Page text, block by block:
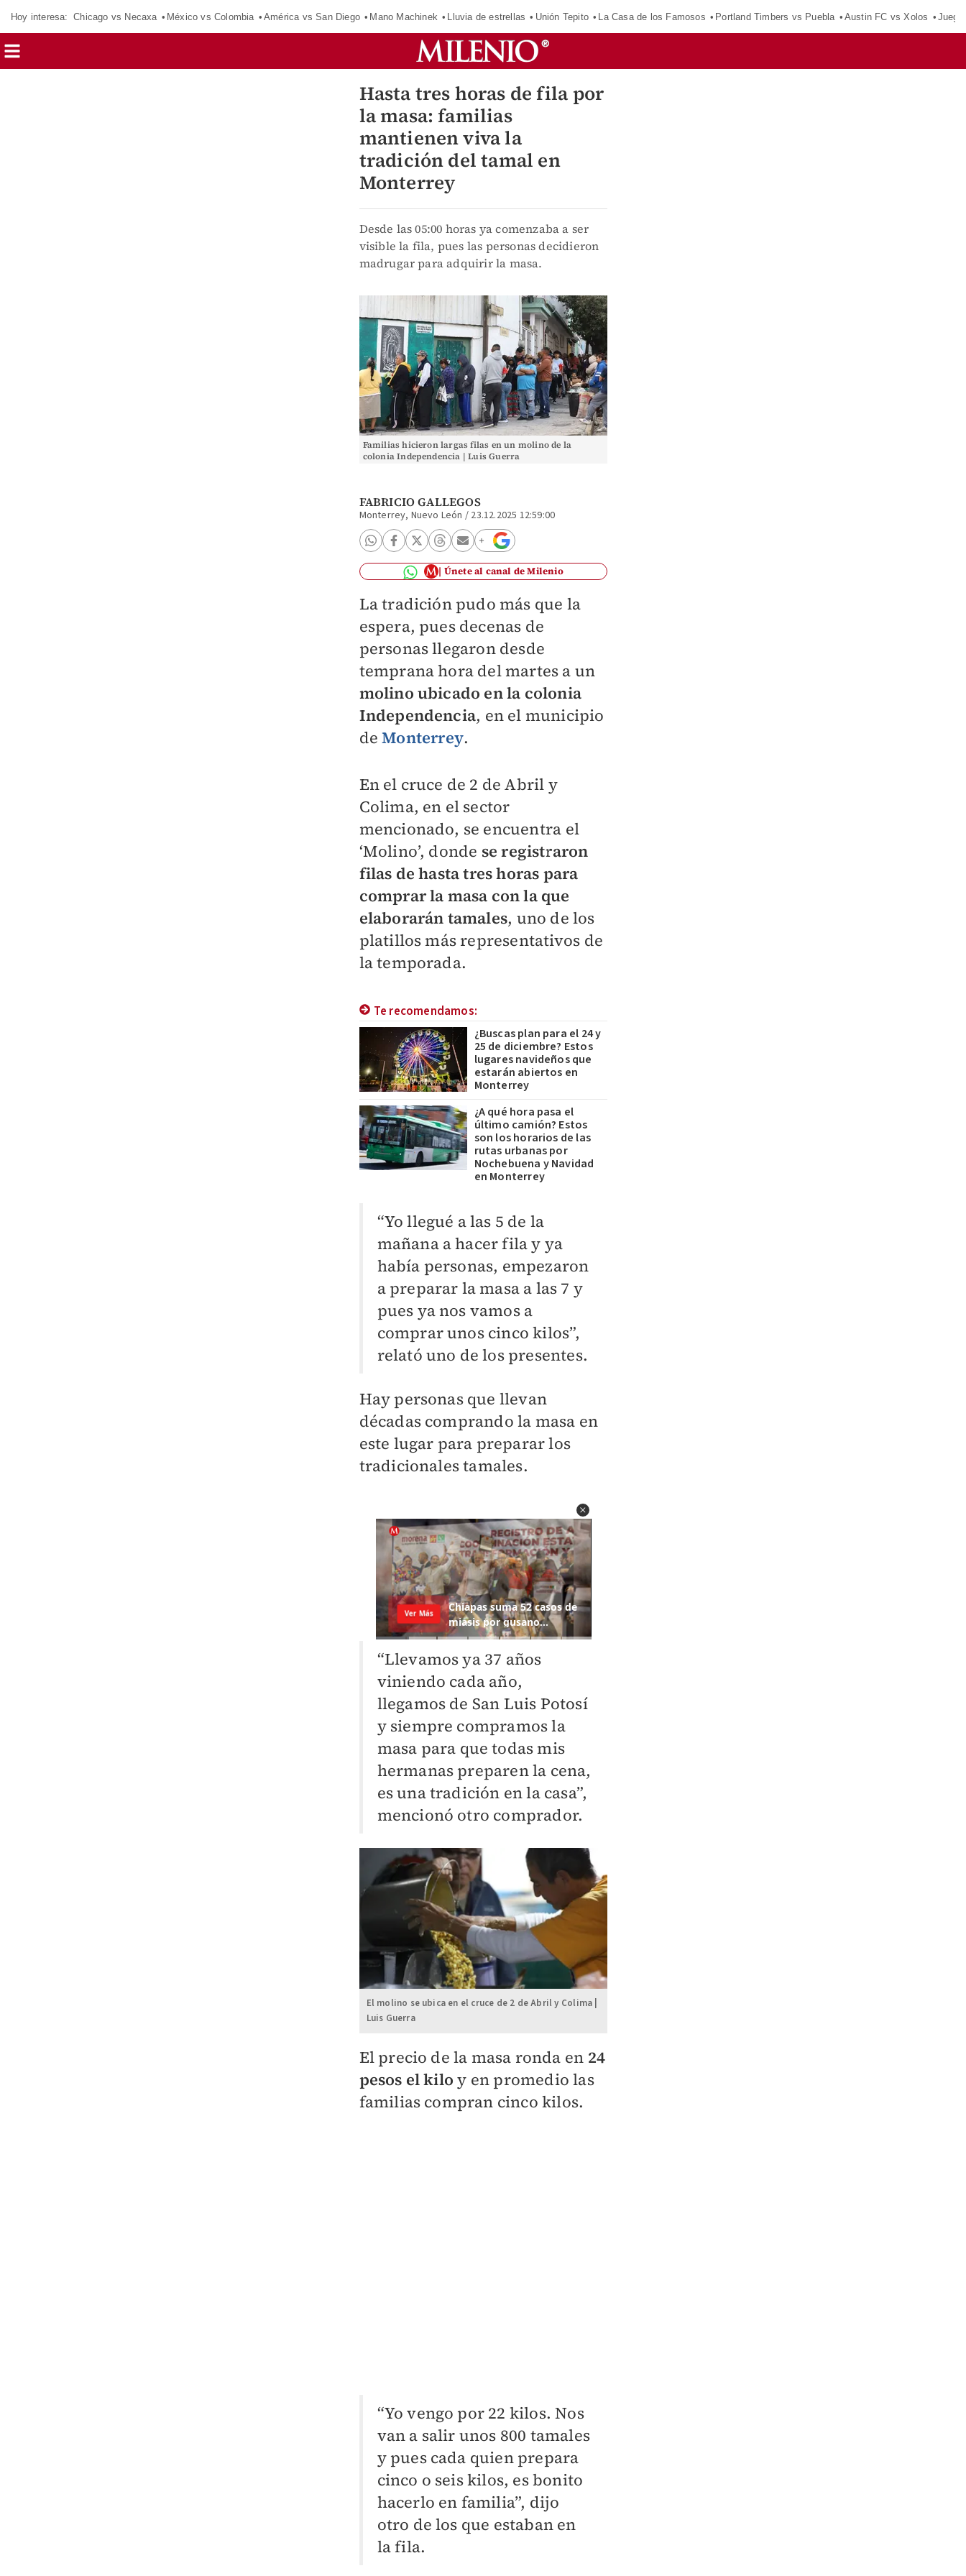
Hoy interesa: Chicago vs Necaxa México vs Colombia América vs San Diego Mano Machinek Lluvia de estrellas Unión Tepito La Casa de los Famosos Portland Timbers vs Puebla Austin FC vs Xolos
Hasta tres horas de fila por
la masa: familias
mantienen viva la
tradición del tamal en
Monterrey
Desde las 05:00 horas ya comenzaba a ser
visible la fila, pues las personas decidieron
madrugar para adquirir la masa.
Familias hicieron largas filas en un molino de la
colonia Independencia | Luis Guerra
FABRICIO GALLEGOS
Monterrey, Nuevo León / 23.12.2025 12:59:00
Únete al canal de Milenio
La tradición pudo más que la
espera, pues decenas de
personas llegaron desde
temprana hora del martes a un
molino ubicado en la colonia
Independencia, en el municipio
deMonterrey.
En el cruce de 2 de Abril y
Colima, en el sector
mencionado, se encuentra el
‘Molino’, donde se registraron
filas de hasta tres horas para
comprar la masa con la que
elaborarán tamales, uno de los
platillos más representativos de
la temporada.
Te recomendamos:
¿Buscas plan para el 24 y
25 de diciembre? Estos
lugares navideños que
estarán abiertos en
Monterrey
¿A qué hora pasa el
último camión? Estos
son los horarios de las
rutas urbanas por
Nochebuena y Navidad
en Monterrey
“Yo llegué a las 5 de la
mañana a hacer fila y ya
había personas, empezaron
a preparar la masa a las 7 y
pues ya nos vamos a
comprar unos cinco kilos”,
relató uno de los presentes.
Hay personas que llevan
décadas comprando la masa en
este lugar para preparar los
tradicionales tamales.
“Llevamos ya 37 años
viniendo cada año,
llegamos de San Luis Potosí
y siempre compramos la
masa para que todas mis
hermanas preparen la cena,
es una tradición en la casa”,
mencionó otro comprador.
El molino se ubica en el cruce de 2 de Abril y Colima |
Luis Guerra
El precio de la masa ronda en 24
pesos el kilo y en promedio las
familias compran cinco kilos.
“Yo vengo por 22 kilos. Nos
van a salir unos 800 tamales
y pues cada quien prepara
cinco o seis kilos, es bonito
hacerlo en familia”, dijo
otro de los que estaban en
la fila.